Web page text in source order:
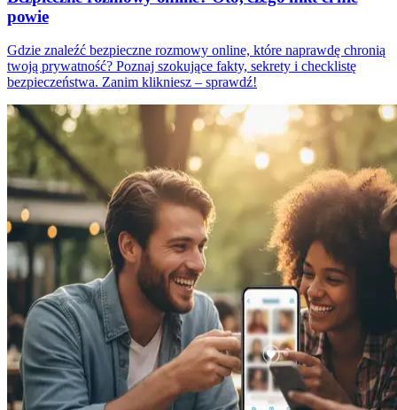
powie
Gdzie znaleźć bezpieczne rozmowy online, które naprawdę chronią
twoją prywatność? Poznaj szokujące fakty, sekrety i checklistę
bezpieczeństwa. Zanim klikniesz – sprawdź!